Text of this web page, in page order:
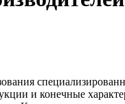
и конечные